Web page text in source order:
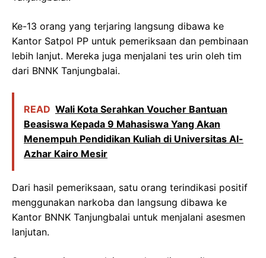
Ke-13 orang yang terjaring langsung dibawa ke
Kantor Satpol PP untuk pemeriksaan dan pembinaan
lebih lanjut. Mereka juga menjalani tes urin oleh tim
dari BNNK Tanjungbalai.
READ Wali Kota Serahkan Voucher Bantuan
Beasiswa Kepada 9 Mahasiswa Yang Akan
Menempuh Pendidikan Kuliah di Universitas Al-
Azhar Kairo Mesir
Dari hasil pemeriksaan, satu orang terindikasi positif
menggunakan narkoba dan langsung dibawa ke
Kantor BNNK Tanjungbalai untuk menjalani asesmen
lanjutan.